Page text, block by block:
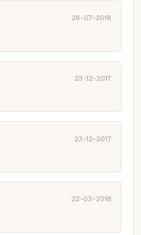
28-07-2018
23-12-2017
23-12-2017
22-02-2018